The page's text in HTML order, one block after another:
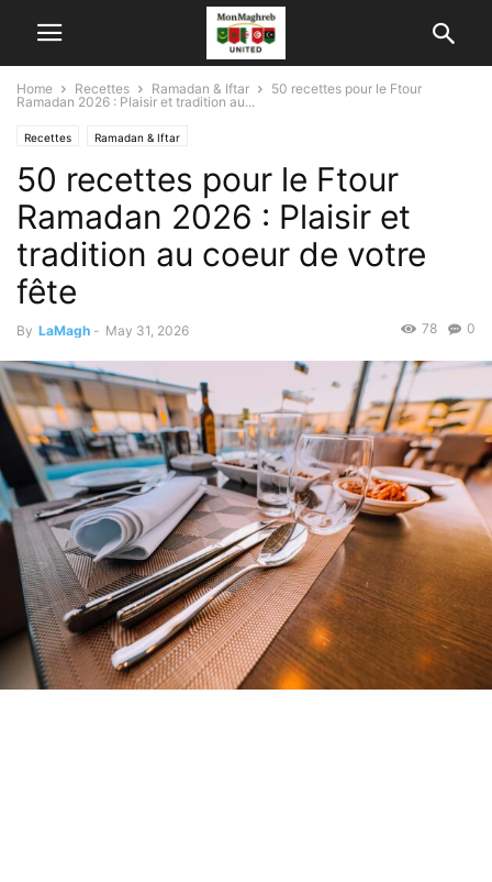
Home Recettes Ramadan & Iftar
50 recettes pour le Ftour
Ramadan 2026 : Plaisir et tradition au...
Recettes Ramadan & Iftar
50 recettes pour le Ftour
Ramadan 2026 : Plaisir et
tradition au coeur de votre
fête
By LaMagh - May 31, 2026 0
78